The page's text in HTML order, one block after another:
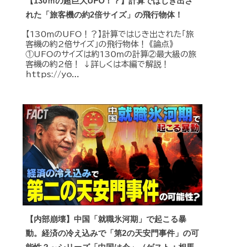
れた「旅客機の約2倍サイズ」の飛行物体！
【130ｍのUFO！？】計算ではじき出された「旅
客機の約2倍サイズ」の飛行物体！ 《論点》
①UFOのサイズは約130ｍの計算②最大級の旅
客機の約2倍！ ↓詳しくは本編で解説！
https://yo...
【内部崩壊】中国「就職氷河期」で起こる暴
動。経済の冷え込みで「第2の天安門事件」の可